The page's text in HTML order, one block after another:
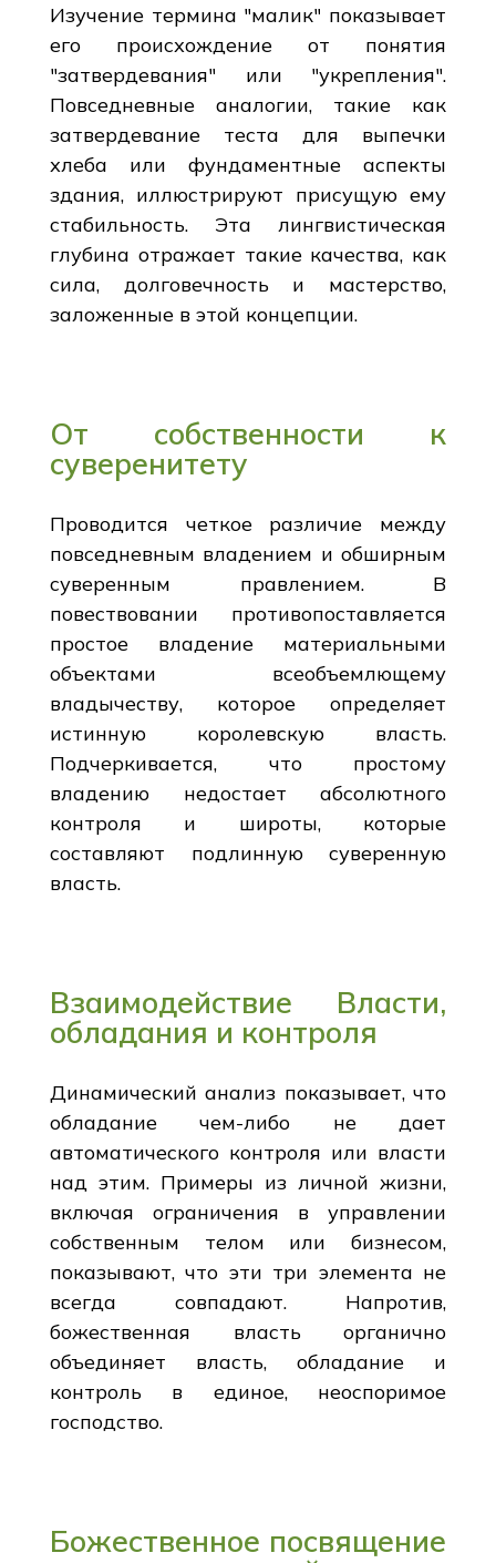
Изучение термина "малик" показывает
его происхождение от понятия
"затвердевания" или "укрепления".
Повседневные аналогии, такие как
затвердевание теста для выпечки
хлеба или фундаментные аспекты
здания, иллюстрируют присущую ему
стабильность. Эта лингвистическая
глубина отражает такие качества, как
сила, долговечность и мастерство,
заложенные в этой концепции.
От собственности к
суверенитету
Проводится четкое различие между
повседневным владением и обширным
суверенным правлением. В
повествовании противопоставляется
простое владение материальными
объектами всеобъемлющему
владычеству, которое определяет
истинную королевскую власть.
Подчеркивается, что простому
владению недостает абсолютного
контроля и широты, которые
составляют подлинную суверенную
власть.
Взаимодействие Власти,
обладания и контроля
Динамический анализ показывает, что
обладание чем-либо не дает
автоматического контроля или власти
над этим. Примеры из личной жизни,
включая ограничения в управлении
собственным телом или бизнесом,
показывают, что эти три элемента не
всегда совпадают. Напротив,
божественная власть органично
объединяет власть, обладание и
контроль в единое, неоспоримое
господство.
Божественное посвящение